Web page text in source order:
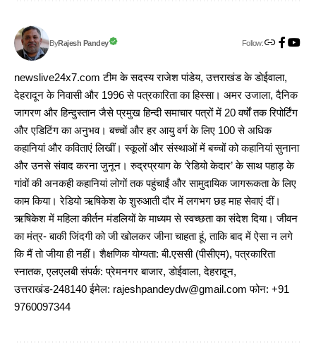
ByRajesh Pandey Follow:
newslive24x7.com टीम के सदस्य राजेश पांडेय, उत्तराखंड के डोईवाला,
देहरादून के निवासी और 1996 से पत्रकारिता का हिस्सा। अमर उजाला, दैनिक
जागरण और हिन्दुस्तान जैसे प्रमुख हिन्दी समाचार पत्रों में 20 वर्षों तक रिपोर्टिंग
और एडिटिंग का अनुभव। बच्चों और हर आयु वर्ग के लिए 100 से अधिक
कहानियां और कविताएं लिखीं। स्कूलों और संस्थाओं में बच्चों को कहानियां सुनाना
और उनसे संवाद करना जुनून। रुद्रप्रयाग के ‘रेडियो केदार’ के साथ पहाड़ के
गांवों की अनकही कहानियां लोगों तक पहुंचाईं और सामुदायिक जागरूकता के लिए
काम किया। रेडियो ऋषिकेश के शुरुआती दौर में लगभग छह माह सेवाएं दीं।
ऋषिकेश में महिला कीर्तन मंडलियों के माध्यम से स्वच्छता का संदेश दिया। जीवन
का मंत्र- बाकी जिंदगी को जी खोलकर जीना चाहता हूं, ताकि बाद में ऐसा न लगे
कि मैं तो जीया ही नहीं। शैक्षणिक योग्यता: बी.एससी (पीसीएम), पत्रकारिता
स्नातक, एलएलबी संपर्क: प्रेमनगर बाजार, डोईवाला, देहरादून,
उत्तराखंड-248140 ईमेल: rajeshpandeydw@gmail.com फोन: +91
9760097344